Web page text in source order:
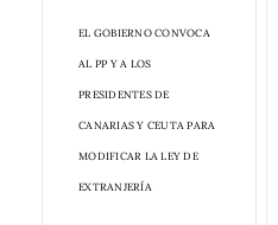
EL GOBIERNO CONVOCA
AL PP Y A LOS
PRESIDENTES DE
CANARIAS Y CEUTA PARA
MODIFICAR LA LEY DE
EXTRANJERÍA